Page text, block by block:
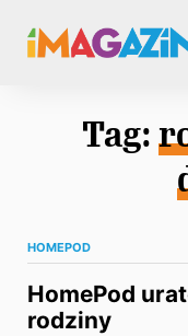
Tag:
HOMEPOD
HomePod
rodziny